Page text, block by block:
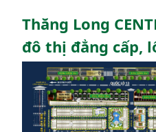
Thăng Long
đô thị đẳng cấp,